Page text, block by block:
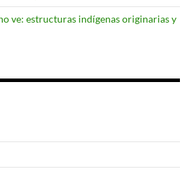
ve: estructuras indígenas originarias y